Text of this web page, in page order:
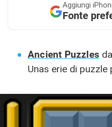
Aggiungi
Fonte
Ancient Puzzles
Unas erie di puzzle